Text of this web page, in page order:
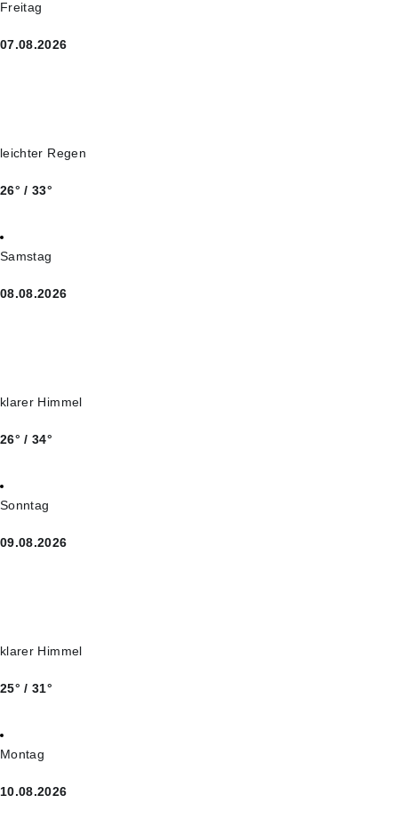
Freitag
07.08.2026
leichter Regen
26° / 33°
Samstag
08.08.2026
klarer Himmel
26° / 34°
Sonntag
09.08.2026
klarer Himmel
25° / 31°
Montag
10.08.2026